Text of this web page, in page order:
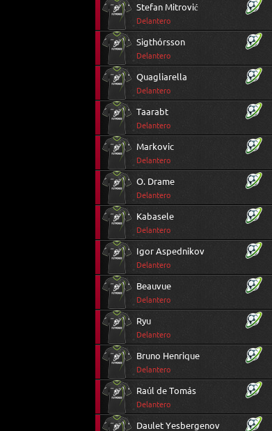
Stefan Mitrović
Delantero
Sigthórsson
Delantero
Quagliarella
Delantero
Taarabt
Delantero
Markovic
Delantero
O. Drame
Delantero
Kabasele
Delantero
Igor Aspednikov
Delantero
Beauvue
Delantero
Ryu
Delantero
Bruno Henrique
Delantero
Raúl de Tomás
Delantero
Daulet Yesbergenov